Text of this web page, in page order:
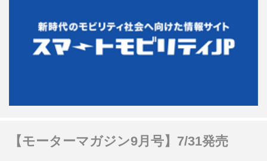
【モーターマガジン9月号】7/31発売